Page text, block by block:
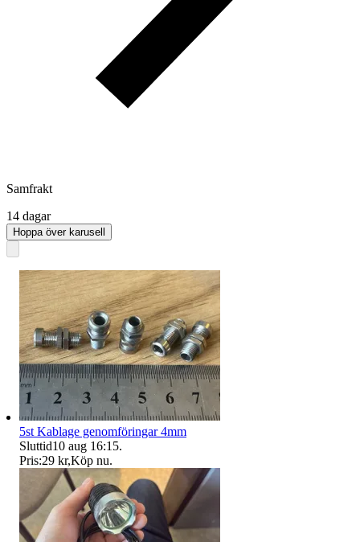
Samfrakt
14 dagar
Hoppa över karusell
5st Kablage genomföringar 4mm
Sluttid10 aug 16:15.
Pris:29 kr,Köp nu.